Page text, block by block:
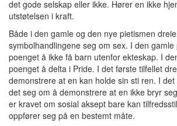
det gode selskap eller ikke. Hører en ikke
utstøtelsen i kraft.
Både i den gamle og den nye pietismen
symbolhandlingene seg om sex. I den
poenget å ikke få barn utenfor ekteskap. I
poenget å delta i Pride. I det første tilfellet
demonstrere at en kan holde sin sti ren. I
det seg om å demonstrere at en ikke bryr
er kravet om sosial aksept bare kan
oppfører seg på en bestemt måte.